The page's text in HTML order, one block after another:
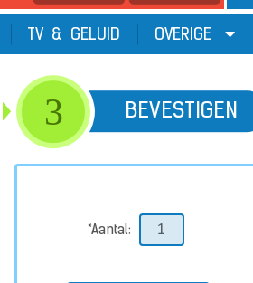
TV & GELUID OVERIGE
3 BEVESTIGEN
*Aantal: